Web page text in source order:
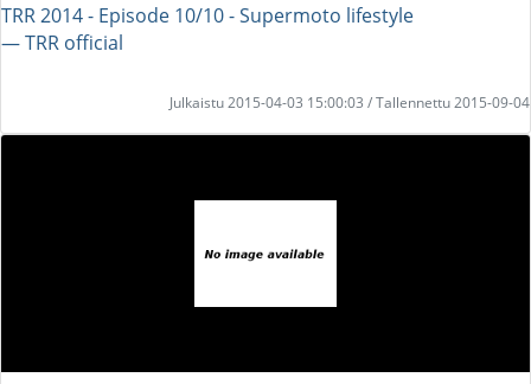
TRR 2014 - Episode 10/10 - Supermoto lifestyle
― TRR official
Julkaistu 2015-04-03 15:00:03 / Tallennettu 2015-09-04